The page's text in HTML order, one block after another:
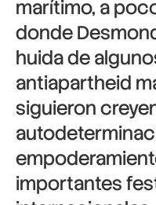
marítimo, a
donde
huida de
antiapartheid
siguieron
importantes